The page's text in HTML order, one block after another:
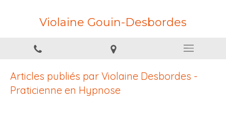
Violaine Gouin-Desbordes
Articles publiés par Violaine Desbordes -
Praticienne en Hypnose